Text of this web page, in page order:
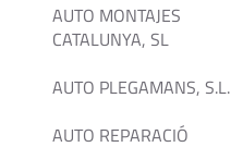
AUTO MONTAJES
CATALUNYA, SL
AUTO PLEGAMANS, S.L.
AUTO REPARACIÓ